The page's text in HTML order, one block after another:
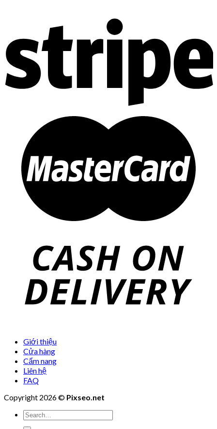
Giới thiệu
Cửa hàng
Cẩm nang
Liên hệ
FAQ
Copyright 2026 © Pixseo.net
Search
for: